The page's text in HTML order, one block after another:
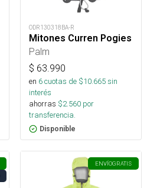
ODR130318BA-R
Mitones Curren Pogies
Palm
$ 63.990
en 6cuotas de $10.665sin
interés
ahorras $2.560 por
transferencia.
Disponible
ENVÍOGRATIS